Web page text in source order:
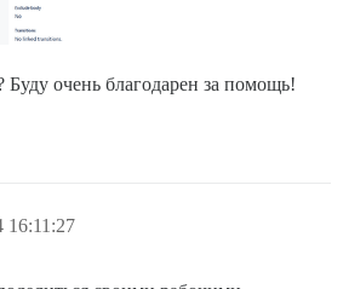
Буду очень благодарен за помощь!
16:11:27